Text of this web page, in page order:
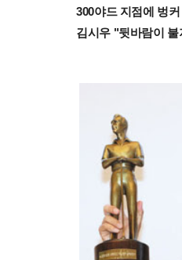
300야드 지점에 벙
김시우 "뒷바람이